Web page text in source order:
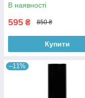
В наявності
595 ₴ 850 ₴
Купити
–11%